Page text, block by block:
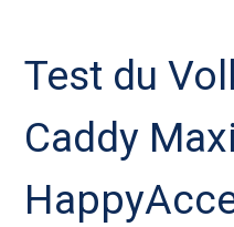
Test du
Caddy Maxi